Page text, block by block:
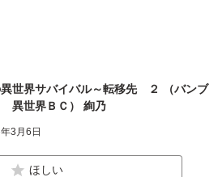
世界サバイバル～転移先 ２ （バンブ
異世界ＢＣ） 絢乃
3月6日
ほしい